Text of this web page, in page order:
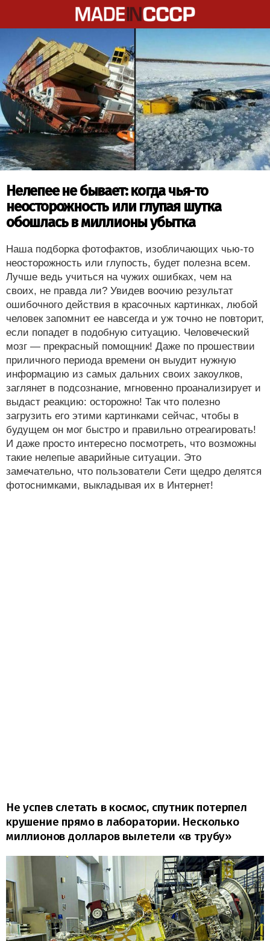
Нелепее не бывает: когда чья-то
неосторожность или глупая шутка
обошлась в миллионы убытка
Наша подборка фотофактов, изобличающих чью-то
неосторожность или глупость, будет полезна всем.
Лучше ведь учиться на чужих ошибках, чем на
своих, не правда ли? Увидев воочию результат
ошибочного действия в красочных картинках, любой
человек запомнит ее навсегда и уж точно не повторит,
если попадет в подобную ситуацию. Человеческий
мозг — прекрасный помощник! Даже по прошествии
приличного периода времени он выудит нужную
информацию из самых дальних своих закоулков,
заглянет в подсознание, мгновенно проанализирует и
выдаст реакцию: осторожно! Так что полезно
загрузить его этими картинками сейчас, чтобы в
будущем он мог быстро и правильно отреагировать!
И даже просто интересно посмотреть, что возможны
такие нелепые аварийные ситуации. Это
замечательно, что пользователи Сети щедро делятся
фотоснимками, выкладывая их в Интернет!
Не успев слетать в космос, спутник потерпел
крушение прямо в лаборатории. Несколько
миллионов долларов вылетели «в трубу»